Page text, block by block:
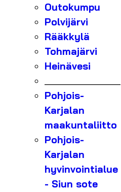
Outokumpu
Polvijärvi
Rääkkylä
Tohmajärvi
Heinävesi
Pohjois-
Karjalan
maakuntaliitto
Pohjois-
Karjalan
hyvinvointialue
- Siun sote